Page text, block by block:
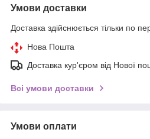
Умови доставки
Доставка здійснюється тільки по
Нова Пошта
Доставка кур'єром від Нової
Всі умови доставки
Умови оплати